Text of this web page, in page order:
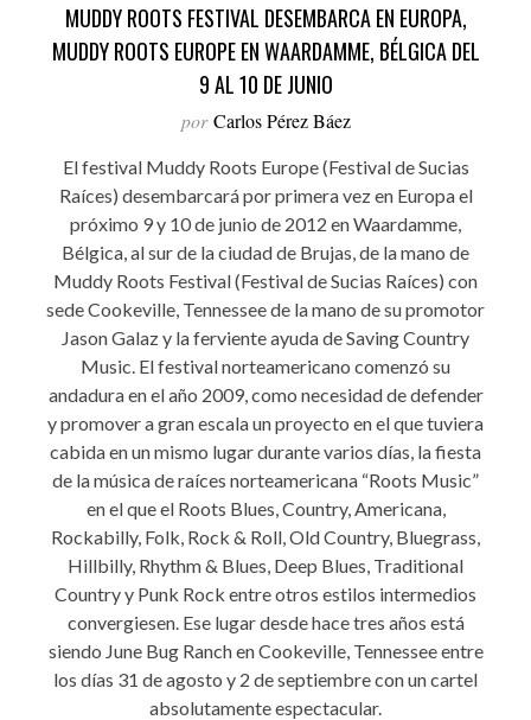
MUDDY ROOTS FESTIVAL DESEMBARCA EN EUROPA,
MUDDY ROOTS EUROPE EN WAARDAMME, BÉLGICA DEL
9 AL 10 DE JUNIO
por Carlos Pérez Báez
El festival Muddy Roots Europe (Festival de Sucias
Raíces) desembarcará por primera vez en Europa el
próximo 9 y 10 de junio de 2012 en Waardamme,
Bélgica, al sur de la ciudad de Brujas, de la mano de
Muddy Roots Festival (Festival de Sucias Raíces) con
sede Cookeville, Tennessee de la mano de su promotor
Jason Galaz y la ferviente ayuda de Saving Country
Music. El festival norteamericano comenzó su
andadura en el año 2009, como necesidad de defender
y promover a gran escala un proyecto en el que tuviera
cabida en un mismo lugar durante varios días, la fiesta
de la música de raíces norteamericana “Roots Music”
en el que el Roots Blues, Country, Americana,
Rockabilly, Folk, Rock & Roll, Old Country, Bluegrass,
Hillbilly, Rhythm & Blues, Deep Blues, Traditional
Country y Punk Rock entre otros estilos intermedios
convergiesen. Ese lugar desde hace tres años está
siendo June Bug Ranch en Cookeville, Tennessee entre
los días 31 de agosto y 2 de septiembre con un cartel
absolutamente espectacular.